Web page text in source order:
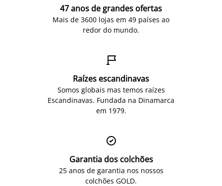
47 anos de grandes ofertas
Mais de 3600 lojas em 49 países ao
redor do mundo.

Raízes escandinavas
Somos globais mas temos raízes
Escandinavas. Fundada na Dinamarca
em 1979.

Garantia dos colchões
25 anos de garantia nos nossos
colchões GOLD.